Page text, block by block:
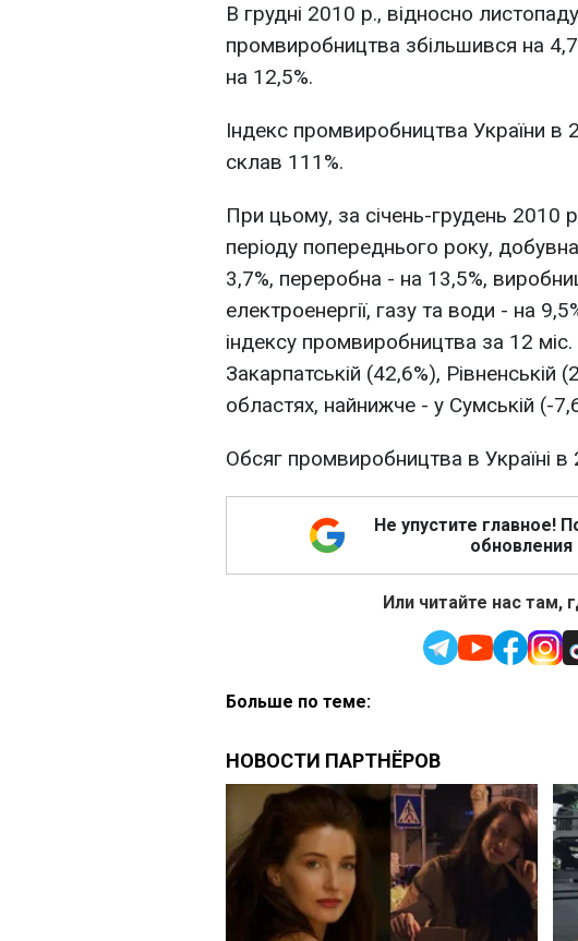
В грудні 2010 р., відносно
промвиробництва збільшився на
на 12,5%.
Індекс промвиробництва України в
склав 111%.
При цьому, за січень-грудень 2010
періоду попереднього року,
3,7%, переробна - на 13,5%,
електроенергії, газу та води - на
індексу промвиробництва за 12
Закарпатській (42,6%), Рівненській
областях, найнижче - у Сумській (-
Обсяг промвиробництва в Україні
Не упустите главное!
обновления
Или читайте нас там,
Больше по теме: